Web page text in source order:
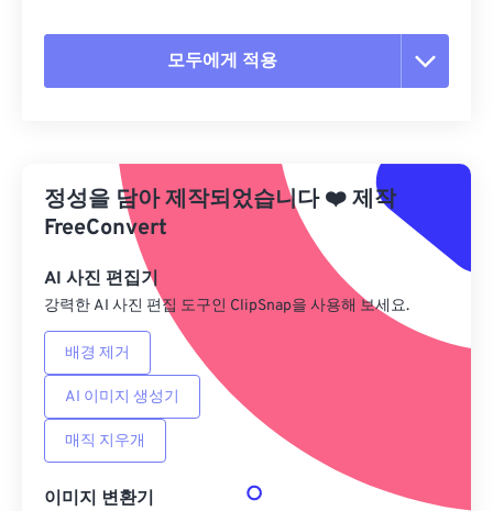
모두에게 적용
사전 설정에서 적용
사전 설정으로 저장
정성을 담아 제작되었습니다❤️제작
FreeConvert
AI 사진 편집기
강력한 AI 사진 편집 도구인 ClipSnap을 사용해 보세요.
배경 제거
AI 이미지 생성기
매직 지우개
이미지 변환기